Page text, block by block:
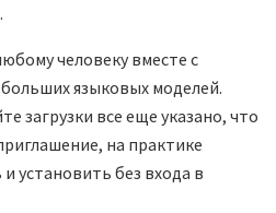
человеку вместе с
языковых моделей.
загрузки все еще указано, что
на практике
установить без входа в